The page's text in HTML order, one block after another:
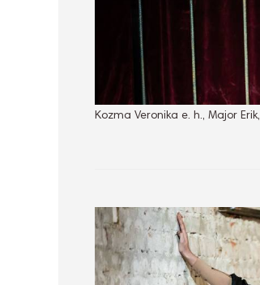
Kozma Veronika e. h., Major Erik,